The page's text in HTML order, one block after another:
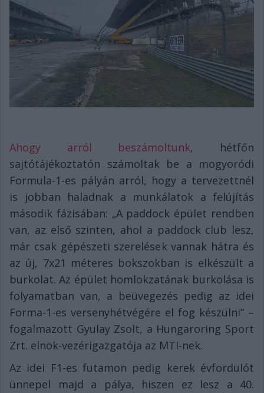
Ahogy arról beszámoltunk, hétfőn
sajtótájékoztatón számoltak be a mogyoródi
Formula-1-es pályán arról, hogy a tervezettnél
is jobban haladnak a munkálatok a felújítás
második fázisában: „A paddock épület rendben
van, az első szinten, ahol a paddock club lesz,
már csak gépészeti szerelések vannak hátra és
az új, 7x21 méteres bokszokban is elkészült a
burkolat. Az épület homlokzatának burkolása is
folyamatban van, a beüvegezés pedig az idei
Forma-1-es versenyhétvégére el fog készülni” –
fogalmazott Gyulay Zsolt, a Hungaroring Sport
Zrt. elnök-vezérigazgatója az MTI-nek.
Az idei F1-es futamon pedig kerek évfordulót
ünnepel majd a pálya, hiszen ez lesz a 40.